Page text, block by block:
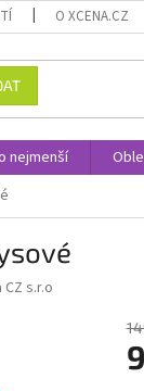
O XCENA.CZ
nejmenší
CZ s.r.o